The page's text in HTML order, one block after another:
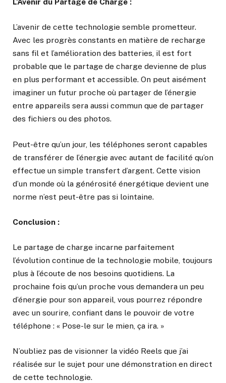
L’avenir de cette technologie semble prometteur.
Avec les progrès constants en matière de recharge
sans fil et l’amélioration des batteries, il est fort
probable que le partage de charge devienne de plus
en plus performant et accessible. On peut aisément
imaginer un futur proche où partager de l’énergie
entre appareils sera aussi commun que de partager
des fichiers ou des photos.
Peut-être qu’un jour, les téléphones seront capables
de transférer de l’énergie avec autant de facilité qu’on
effectue un simple transfert d’argent. Cette vision
d’un monde où la générosité énergétique devient une
norme n’est peut-être pas si lointaine.
Conclusion :
Le partage de charge incarne parfaitement
l’évolution continue de la technologie mobile, toujours
plus à l’écoute de nos besoins quotidiens. La
prochaine fois qu’un proche vous demandera un peu
d’énergie pour son appareil, vous pourrez répondre
avec un sourire, confiant dans le pouvoir de votre
téléphone : « Pose-le sur le mien, ça ira. »
N’oubliez pas de visionner la vidéo Reels que j’ai
réalisée sur le sujet pour une démonstration en direct
de cette technologie.